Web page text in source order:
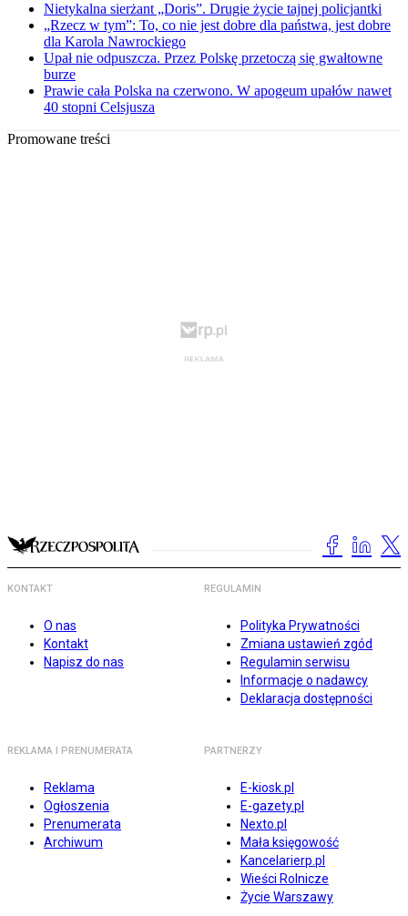
Nietykalna sierżant „Doris”. Drugie życie tajnej policjantki
„Rzecz w tym”: To, co nie jest dobre dla państwa, jest dobre
dla Karola Nawrockiego
Upał nie odpuszcza. Przez Polskę przetoczą się gwałtowne
burze
Prawie cała Polska na czerwono. W apogeum upałów nawet
40 stopni Celsjusza
Promowane treści
KONTAKT
O nas
Kontakt
Napisz do nas
REGULAMIN
Polityka Prywatności
Zmiana ustawień zgód
Regulamin serwisu
Informacje o nadawcy
Deklaracja dostępności
REKLAMA I PRENUMERATA
Reklama
Ogłoszenia
Prenumerata
Archiwum
PARTNERZY
E-kiosk.pl
E-gazety.pl
Nexto.pl
Mała księgowość
Kancelarierp.pl
Wieści Rolnicze
Życie Warszawy